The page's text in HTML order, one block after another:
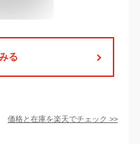
る
価格と在庫を楽天でチェック >>